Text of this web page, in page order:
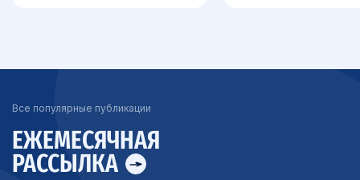
Все популярные публикации
ЕЖЕМЕСЯЧНАЯ
РАССЫЛКА